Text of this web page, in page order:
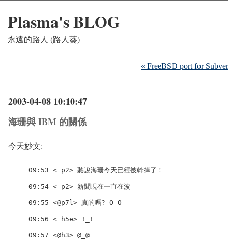
Plasma's BLOG
永遠的路人 (路人葵)
« FreeBSD port for
2003-04-08 10:10:47
海珊與 IBM 的關係
今天妙文:
09:53 < p2> 聽說海珊今天已經被幹掉了！
09:54 < p2> 新聞現在一直在波
09:55 <@p7l> 真的嗎? O_O
09:56 < h5e> !_!
09:57 <@h3> @_@